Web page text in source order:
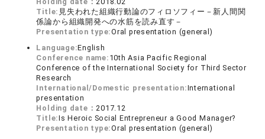
Title: 見失われた組織行動論のフィロソフィー－新人間関
係論から組織開発への水筋を読み直す－
Presentation type:Oral presentation (general)
Language:English
Conference name: 10th Asia Pacific Regional
Conference of the International Society for Third Sector
Research
International/Domestic presentation:International
presentation
Holding date：2017.12
Title:Is Heroic Social Entrepreneur a Good Manager?
Presentation type:Oral presentation (general)